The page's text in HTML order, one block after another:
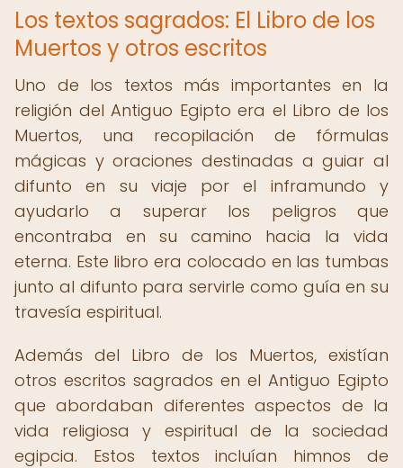
Los textos sagrados: El Libro de los
Muertos y otros escritos
Uno de los textos más importantes en la
religión del Antiguo Egipto era el Libro de los
Muertos, una recopilación de fórmulas
mágicas y oraciones destinadas a guiar al
difunto en su viaje por el inframundo y
ayudarlo a superar los peligros que
encontraba en su camino hacia la vida
eterna. Este libro era colocado en las tumbas
junto al difunto para servirle como guía en su
travesía espiritual.
Además del Libro de los Muertos, existían
otros escritos sagrados en el Antiguo Egipto
que abordaban diferentes aspectos de la
vida religiosa y espiritual de la sociedad
egipcia. Estos textos incluían himnos de